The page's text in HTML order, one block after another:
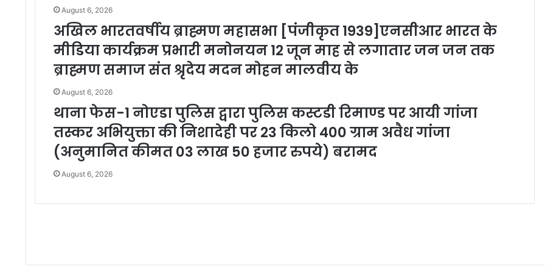
August 6, 2026
अखिल भारतवर्षीय ब्राह्मण महासभा [पंजीकृत 1939]एनसीआर भारत के
मीडिया कार्यक्रम प्रभारी मनोनयन 12 जून माह से लगातार जन जन तक
ब्राह्मण समाज संत श्रृदेय मदन मोहन मालवीय के
August 6, 2026
थाना फेस-1 नोएडा पुलिस द्वारा पुलिस कस्टडी रिमाण्ड पर आयी गांजा
तस्कर अभियुक्ता की निशादेही पर 23 किलो 400 ग्राम अवैध गांजा
(अनुमानित कीमत 03 लाख 50 हजार रुपये) बरामद
August 6, 2026